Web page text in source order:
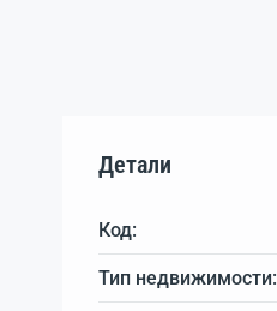
Детали
Код:
Тип недвижимости: